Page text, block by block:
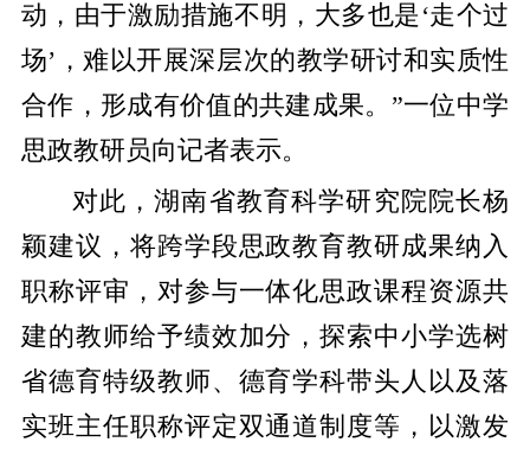
动，由于激励措施不明，大多也是‘走个过
场’，难以开展深层次的教学研讨和实质性
合作，形成有价值的共建成果。”一位中学
思政教研员向记者表示。
对此，湖南省教育科学研究院院长杨
颖建议，将跨学段思政教育教研成果纳入
职称评审，对参与一体化思政课程资源共
建的教师给予绩效加分，探索中小学选树
省德育特级教师、德育学科带头人以及落
实班主任职称评定双通道制度等，以激发